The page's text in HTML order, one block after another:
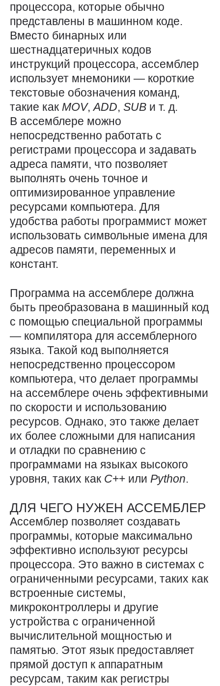
процессора, которые обычно
представлены в машинном коде.
Вместо бинарных или
шестнадцатеричных кодов
инструкций процессора, ассемблер
использует мнемоники — короткие
текстовые обозначения команд,
такие как MOV,ADD, SUB и т. д.
В ассемблере можно
непосредственно работать с
регистрами процессора и задавать
адреса памяти, что позволяет
выполнять очень точное и
оптимизированное управление
ресурсами компьютера. Для
удобства работы программист может
использовать символьные имена для
адресов памяти, переменных и
констант.
Программа на ассемблере должна
быть преобразована в машинный код
с помощью специальной программы
— компилятора для ассемблерного
языка. Такой код выполняется
непосредственно процессором
компьютера, что делает программы
на ассемблере очень эффективными
по скорости и использованию
ресурсов. Однако, это также делает
их более сложными для написания
и отладки по сравнению с
программами на языках высокого
уровня, таких как C++ или Python.
ДЛЯ ЧЕГО НУЖЕН АССЕМБЛЕР
Ассемблер позволяет создавать
программы, которые максимально
эффективно используют ресурсы
процессора. Это важно в системах с
ограниченными ресурсами, таких как
встроенные системы,
микроконтроллеры и другие
устройства с ограниченной
вычислительной мощностью и
памятью. Этот язык предоставляет
прямой доступ к аппаратным
ресурсам, таким как регистры